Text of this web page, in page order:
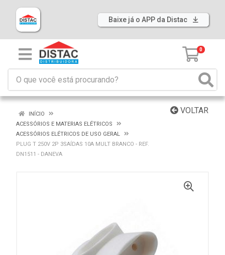
Baixe já o APP da Distac
0
VOLTAR
INÍCIO
ACESSÓRIOS E MATERIAS ELÉTRICOS
ACESSÓRIOS ELÉTRICOS DE USO GERAL
PLUG T 250V 2P 3SAÍDAS 10A MULT BRANCO - REF.
DN1511 - DANEVA